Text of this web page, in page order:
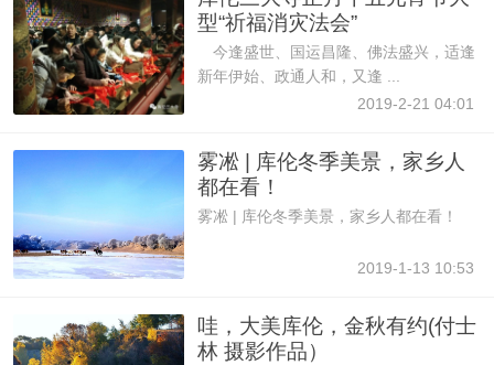
型“祈福消灾法会”
今逢盛世、国运昌隆、佛法盛兴，适逢
新年伊始、政通人和，又逢 ...
2019-2-21 04:01
雾凇 | 库伦冬季美景，家乡人
都在看！
雾凇 | 库伦冬季美景，家乡人都在看！
2019-1-13 10:53
哇，大美库伦，金秋有约(付士
林 摄影作品）